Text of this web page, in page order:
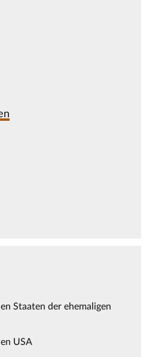
Staaten der ehemaligen
USA